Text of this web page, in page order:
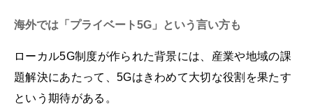
海外では「プライベート5G」という言い方も
ローカル5G制度が作られた背景には、産業や地域の課
題解決にあたって、5Gはきわめて大切な役割を果たす
という期待がある。